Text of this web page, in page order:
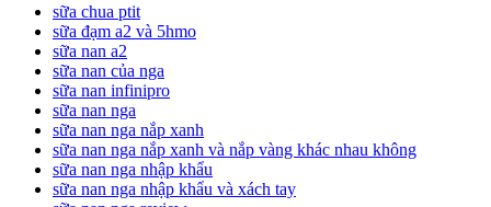
sữa chua ptit
sữa đạm a2 và 5hmo
sữa nan a2
sữa nan của nga
sữa nan infinipro
sữa nan nga
sữa nan nga nắp xanh
sữa nan nga nắp xanh và nắp vàng khác nhau không
sữa nan nga nhập khẩu
sữa nan nga nhập khẩu và xách tay